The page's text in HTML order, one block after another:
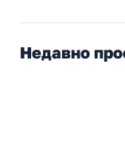
Недавно